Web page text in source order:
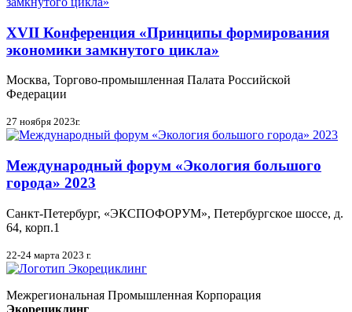
XVII Конференция «Принципы формирования
экономики замкнутого цикла»
Москва, Торгово-промышленная Палата Российской
Федерации
27 ноября 2023г.
Международный форум «Экология большого
города» 2023
Санкт-Петербург, «ЭКСПОФОРУМ», Петербургское шоссе, д.
64, корп.1
22-24 марта 2023 г.
Межрегиональная Промышленная Корпорация
Экорециклинг